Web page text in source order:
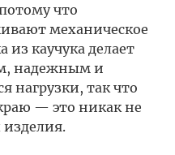
что
механическое
из каучука делает
надежным и
нагрузки, так что
— это никак не
изделия.